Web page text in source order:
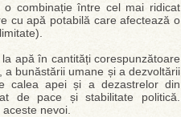
o combinație între cel mai ridicat
cu apă potabilă care afectează o
apă în cantități corespunzătoare
bunăstării umane și a dezvoltării
calea apei și a dezastrelor din
de pace și stabilitate politică.
nevoi.